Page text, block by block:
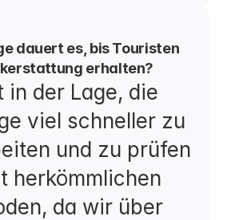
dauert es, bis Touristen
erhalten?
in der Lage, die
viel schneller zu
und zu prüfen
herkömmlichen
da wir über